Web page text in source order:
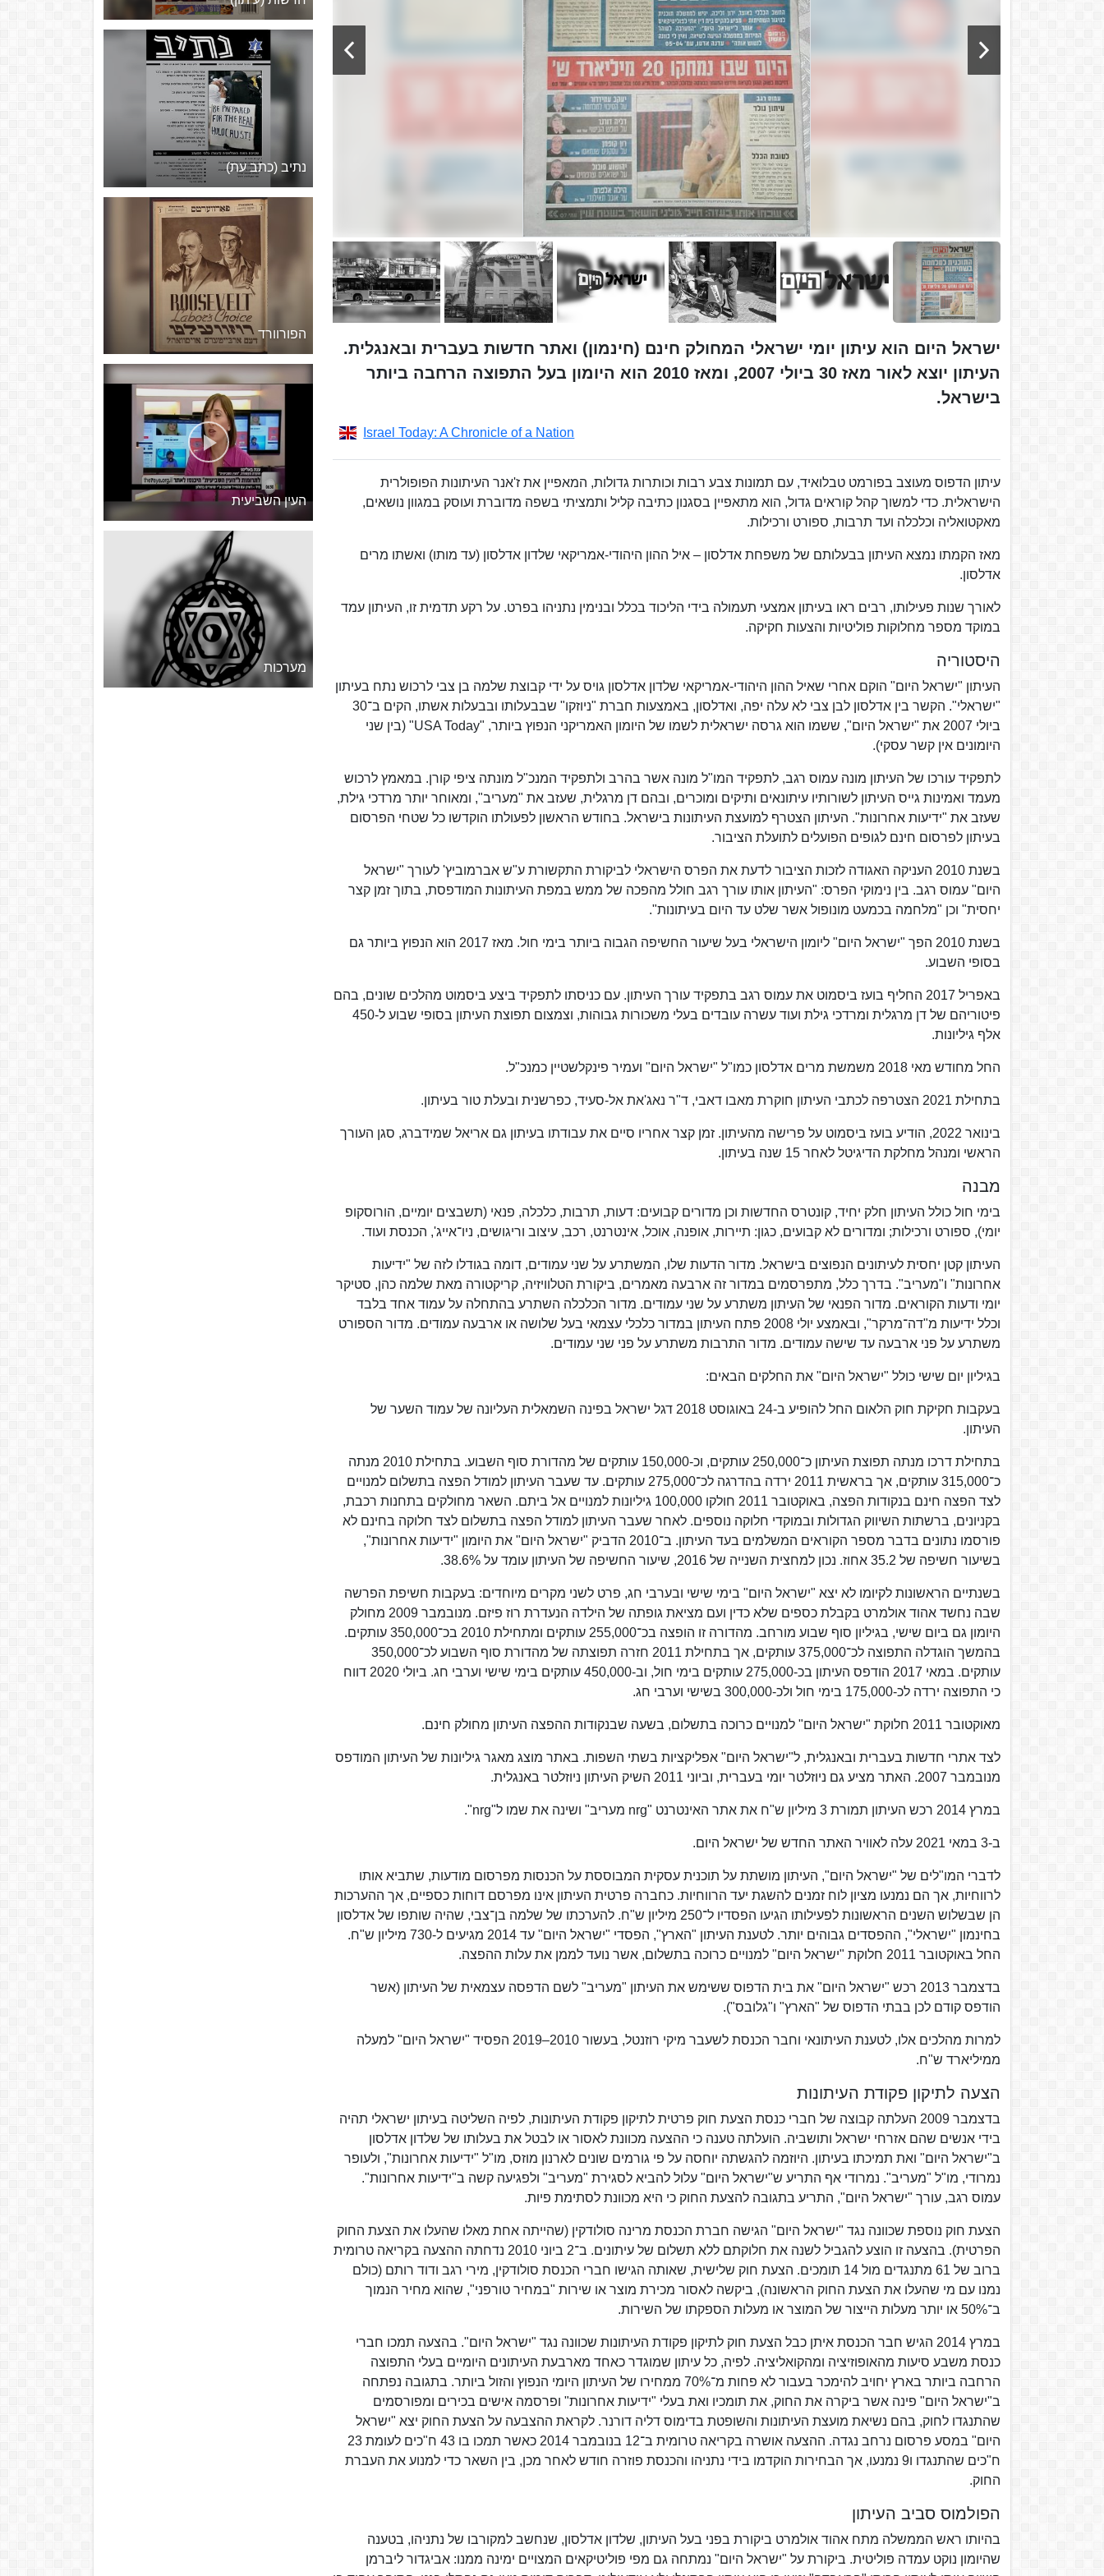
ישראל היום הוא עיתון יומי ישראלי המחולק חינם (חינמון) ואתר חדשות בעברית ובאנגלית.
העיתון יוצא לאור מאז 30 ביולי 2007, ומאז 2010 הוא היומון בעל התפוצה הרחבה ביותר
בישראל.
Israel Today: A Chronicle of a Nation
עיתון הדפוס מעוצב בפורמט טבלואיד, עם תמונות צבע רבות וכותרות גדולות, המאפיין את ז'אנר העיתונות הפופולרית
הישראלית. כדי למשוך קהל קוראים גדול, הוא מתאפיין בסגנון כתיבה קליל ותמציתי בשפה מדוברת ועוסק במגוון נושאים,
מאקטואליה וכלכלה ועד תרבות, ספורט ורכילות.
מאז הקמתו נמצא העיתון בבעלותם של משפחת אדלסון – איל ההון היהודי-אמריקאי שלדון אדלסון (עד מותו) ואשתו מרים
אדלסון.
לאורך שנות פעילותו, רבים ראו בעיתון אמצעי תעמולה בידי הליכוד בכלל ובנימין נתניהו בפרט. על רקע תדמית זו, העיתון עמד
במוקד מספר מחלוקות פוליטיות והצעות חקיקה.
היסטוריה
העיתון "ישראל היום" הוקם אחרי שאיל ההון היהודי-אמריקאי שלדון אדלסון גויס על ידי קבוצת שלמה בן צבי לרכוש נתח בעיתון
"ישראלי". הקשר בין אדלסון לבן צבי לא עלה יפה, ואדלסון, באמצעות חברת "ניוזקו" שבבעלותו ובבעלות אשתו, הקים ב־30
ביולי 2007 את "ישראל היום", ששמו הוא גרסה ישראלית לשמו של היומון האמריקני הנפוץ ביותר, "USA Today" (בין שני
היומונים אין קשר עסקי).
לתפקיד עורכו של העיתון מונה עמוס רגב, לתפקיד המו"ל מונה אשר בהרב ולתפקיד המנכ"ל מונתה ציפי קורן. במאמץ לרכוש
מעמד ואמינות גייס העיתון לשורותיו עיתונאים ותיקים ומוכרים, ובהם דן מרגלית, שעזב את "מעריב", ומאוחר יותר מרדכי גילת,
שעזב את "ידיעות אחרונות". העיתון הצטרף למועצת העיתונות בישראל. בחודש הראשון לפעולתו הוקדשו כל שטחי הפרסום
בעיתון לפרסום חינם לגופים הפועלים לתועלת הציבור.
בשנת 2010 העניקה האגודה לזכות הציבור לדעת את הפרס הישראלי לביקורת התקשורת ע"ש אברמוביץ' לעורך "ישראל
היום" עמוס רגב. בין נימוקי הפרס: "העיתון אותו עורך רגב חולל מהפכה של ממש במפת העיתונות המודפסת, בתוך זמן קצר
יחסית" וכן "מלחמה בכמעט מונופול אשר שלט עד היום בעיתונות".
בשנת 2010 הפך "ישראל היום" ליומון הישראלי בעל שיעור החשיפה הגבוה ביותר בימי חול. מאז 2017 הוא הנפוץ ביותר גם
בסופי השבוע.
באפריל 2017 החליף בועז ביסמוט את עמוס רגב בתפקיד עורך העיתון. עם כניסתו לתפקיד ביצע ביסמוט מהלכים שונים, בהם
פיטוריהם של דן מרגלית ומרדכי גילת ועוד עשרה עובדים בעלי משכורות גבוהות, וצמצום תפוצת העיתון בסופי שבוע ל-450
אלף גיליונות.
החל מחודש מאי 2018 משמשת מרים אדלסון כמו"ל "ישראל היום" ועמיר פינקלשטיין כמנכ"ל.
בתחילת 2021 הצטרפה לכתבי העיתון חוקרת מאבו דאבי, ד"ר נאג'את אל-סעיד, כפרשנית ובעלת טור בעיתון.
בינואר 2022, הודיע בועז ביסמוט על פרישה מהעיתון. זמן קצר אחריו סיים את עבודתו בעיתון גם אריאל שמידברג, סגן העורך
הראשי ומנהל מחלקת הדיגיטל לאחר 15 שנה בעיתון.
מבנה
בימי חול כולל העיתון חלק יחיד, קונטרס החדשות וכן מדורים קבועים: דעות, תרבות, כלכלה, פנאי (תשבצים יומיים, הורוסקופ
יומי), ספורט ורכילות; ומדורים לא קבועים, כגון: תיירות, אופנה, אוכל, אינטרנט, רכב, עיצוב וריגושים, ניו־אייג', הכנסת ועוד.
העיתון קטן יחסית לעיתונים הנפוצים בישראל. מדור הדעות שלו, המשתרע על שני עמודים, דומה בגודלו לזה של "ידיעות
אחרונות" ו"מעריב". בדרך כלל, מתפרסמים במדור זה ארבעה מאמרים, ביקורת הטלוויזיה, קריקטורה מאת שלמה כהן, סטיקר
יומי ודעות הקוראים. מדור הפנאי של העיתון משתרע על שני עמודים. מדור הכלכלה השתרע בהתחלה על עמוד אחד בלבד
וכלל ידיעות מ"דה־מרקר", ובאמצע יולי 2008 פתח העיתון במדור כלכלי עצמאי בעל שלושה או ארבעה עמודים. מדור הספורט
משתרע על פני ארבעה עד שישה עמודים. מדור התרבות משתרע על פני שני עמודים.
בגיליון יום שישי כולל "ישראל היום" את החלקים הבאים:
בעקבות חקיקת חוק הלאום החל להופיע ב-24 באוגוסט 2018 דגל ישראל בפינה השמאלית העליונה של עמוד השער של
העיתון.
בתחילת דרכו מנתה תפוצת העיתון כ־250,000 עותקים, וכ-150,000 עותקים של מהדורת סוף השבוע. בתחילת 2010 מנתה
כ־315,000 עותקים, אך בראשית 2011 ירדה בהדרגה לכ־275,000 עותקים. עד שעבר העיתון למודל הפצה בתשלום למנויים
לצד הפצה חינם בנקודות הפצה, באוקטובר 2011 חולקו 100,000 גיליונות למנויים אל ביתם. השאר מחולקים בתחנות רכבת,
בקניונים, ברשתות השיווק הגדולות ובמוקדי חלוקה נוספים. לאחר שעבר העיתון למודל הפצה בתשלום לצד חלוקה בחינם לא
פורסמו נתונים בדבר מספר הקוראים המשלמים בעד העיתון. ב־2010 הדביק "ישראל היום" את היומון "ידיעות אחרונות",
בשיעור חשיפה של 35.2 אחוז. נכון למחצית השנייה של 2016, שיעור החשיפה של העיתון עומד על 38.6%.
בשנתיים הראשונות לקיומו לא יצא "ישראל היום" בימי שישי ובערבי חג, פרט לשני מקרים מיוחדים: בעקבות חשיפת הפרשה
שבה נחשד אהוד אולמרט בקבלת כספים שלא כדין ועם מציאת גופתה של הילדה הנעדרת רוז פיזם. מנובמבר 2009 מחולק
היומון גם ביום שישי, בגיליון סוף שבוע מורחב. מהדורה זו הופצה בכ־255,000 עותקים ומתחילת 2010 בכ־350,000 עותקים.
בהמשך הוגדלה התפוצה לכ־375,000 עותקים, אך בתחילת 2011 חזרה תפוצתה של מהדורת סוף השבוע לכ־350,000
עותקים. במאי 2017 הודפס העיתון בכ-275,000 עותקים בימי חול, וב-450,000 עותקים בימי שישי וערבי חג. ביולי 2020 דווח
כי התפוצה ירדה לכ-175,000 בימי חול ולכ-300,000 בשישי וערבי חג.
מאוקטובר 2011 חלוקת "ישראל היום" למנויים כרוכה בתשלום, בשעה שבנקודות ההפצה העיתון מחולק חינם.
לצד אתרי חדשות בעברית ובאנגלית, ל"ישראל היום" אפליקציות בשתי השפות. באתר מוצג מאגר גיליונות של העיתון המודפס
מנובמבר 2007. האתר מציע גם ניוזלטר יומי בעברית, וביוני 2011 השיק העיתון ניוזלטר באנגלית.
במרץ 2014 רכש העיתון תמורת 3 מיליון ש"ח את אתר האינטרנט "nrg מעריב" ושינה את שמו ל"nrg".
ב-3 במאי 2021 עלה לאוויר האתר החדש של ישראל היום.
לדברי המו"לים של "ישראל היום", העיתון מושתת על תוכנית עסקית המבוססת על הכנסות מפרסום מודעות, שתביא אותו
לרווחיות, אך הם נמנעו מציון לוח זמנים להשגת יעד הרווחיות. כחברה פרטית העיתון אינו מפרסם דוחות כספיים, אך ההערכות
הן שבשלוש השנים הראשונות לפעילותו הגיעו הפסדיו ל־250 מיליון ש"ח. להערכתו של שלמה בן־צבי, שהיה שותפו של אדלסון
בחינמון "ישראלי", ההפסדים גבוהים יותר. לטענת העיתון "הארץ", הפסדי "ישראל היום" עד 2014 מגיעים ל-730 מיליון ש"ח.
החל באוקטובר 2011 חלוקת "ישראל היום" למנויים כרוכה בתשלום, אשר נועד לממן את עלות ההפצה.
בדצמבר 2013 רכש "ישראל היום" את בית הדפוס ששימש את העיתון "מעריב" לשם הדפסה עצמאית של העיתון (אשר
הודפס קודם לכן בבתי הדפוס של "הארץ" ו"גלובס").
למרות מהלכים אלו, לטענת העיתונאי וחבר הכנסת לשעבר מיקי רוזנטל, בעשור 2010–2019 הפסיד "ישראל היום" למעלה
ממיליארד ש"ח.
הצעה לתיקון פקודת העיתונות
בדצמבר 2009 העלתה קבוצה של חברי כנסת הצעת חוק פרטית לתיקון פקודת העיתונות, לפיה השליטה בעיתון ישראלי תהיה
בידי אנשים שהם אזרחי ישראל ותושביה. הועלתה טענה כי ההצעה מכוונת לאסור או לבטל את בעלותו של שלדון אדלסון
ב"ישראל היום" ואת תמיכתו בעיתון. היוזמה להגשתה יוחסה על פי גורמים שונים לארנון מוזס, מו"ל "ידיעות אחרונות", ולעופר
נמרודי, מו"ל "מעריב". נמרודי אף התריע ש"ישראל היום" עלול להביא לסגירת "מעריב" ולפגיעה קשה ב"ידיעות אחרונות".
עמוס רגב, עורך "ישראל היום", התריע בתגובה להצעת החוק כי היא מכוונת לסתימת פיות.
הצעת חוק נוספת שכוונה נגד "ישראל היום" הגישה חברת הכנסת מרינה סולודקין (שהייתה אחת מאלו שהעלו את הצעת החוק
הפרטית). בהצעה זו הוצע להגביל לשנה את חלוקתם ללא תשלום של עיתונים. ב־2 ביוני 2010 נדחתה ההצעה בקריאה טרומית
ברוב של 61 מתנגדים מול 14 תומכים. הצעת חוק שלישית, שאותה הגישו חברי הכנסת סולודקין, מירי רגב ודוד רותם (כולם
נמנו עם מי שהעלו את הצעת החוק הראשונה), ביקשה לאסור מכירת מוצר או שירות "במחיר טורפני", שהוא מחיר הנמוך
ב־50% או יותר מעלות הייצור של המוצר או מעלות הספקתו של השירות.
במרץ 2014 הגיש חבר הכנסת איתן כבל הצעת חוק לתיקון פקודת העיתונות שכוונה נגד "ישראל היום". בהצעה תמכו חברי
כנסת משבע סיעות מהאופוזיציה ומהקואליציה. לפיה, כל עיתון שמוגדר כאחד מארבעת העיתונים היומיים בעלי התפוצה
הרחבה ביותר בארץ יחויב להימכר בעבור לא פחות מ־70% ממחירו של העיתון היומי הנפוץ והזול ביותר. בתגובה נפתחה
ב"ישראל היום" פינה אשר ביקרה את החוק, את תומכיו ואת בעלי "ידיעות אחרונות" ופרסמה אישים בכירים ומפורסמים
שהתנגדו לחוק, בהם נשיאת מועצת העיתונות והשופטת בדימוס דליה דורנר. לקראת ההצבעה על הצעת החוק יצא "ישראל
היום" במסע פרסום נרחב נגדה. ההצעה אושרה בקריאה טרומית ב־12 בנובמבר 2014 כאשר תמכו בו 43 ח"כים לעומת 23
ח"כים שהתנגדו ו9 נמנעו, אך הבחירות הוקדמו בידי נתניהו והכנסת פוזרה חודש לאחר מכן, בין השאר כדי למנוע את העברת
החוק.
הפולמוס סביב העיתון
בהיותו ראש הממשלה מתח אהוד אולמרט ביקורת בפני בעל העיתון, שלדון אדלסון, שנחשב למקורבו של נתניהו, בטענה
שהיומון נוקט עמדה פוליטית. ביקורת על "ישראל היום" נמתחה גם מפי פוליטיקאים המצויים ימינה ממנו: אביגדור ליברמן
נתיב (כתב עת)
הפורוורד
העין השביעית
מערכות